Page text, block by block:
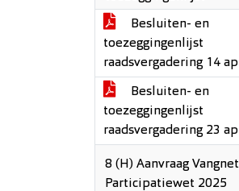
Besluiten- en
toezeggingenlijst
raadsvergadering 14
Besluiten- en
toezeggingenlijst
raadsvergadering 23
8 (H) Aanvraag
Participatiewet 2025